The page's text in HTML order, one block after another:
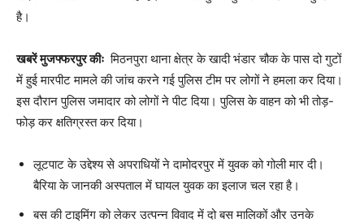
है।
खबरें मुजफ्फरपुर कीः मिठनपुरा थाना क्षेत्र के खादी भंडार चौक के पास दो गुटों
में हुई मारपीट मामले की जांच करने गई पुलिस टीम पर लोगों ने हमला कर दिया।
इस दौरान पुलिस जमादार को लोगों ने पीट दिया। पुलिस के वाहन को भी तोड़-
फोड़ कर क्षतिग्रस्त कर दिया।
लूटपाट के उद्देश्य से अपराधियों ने दामोदरपुर में युवक को गोली मार दी।
बैरिया के जानकी अस्पताल में घायल युवक का इलाज चल रहा है।
बस की टाइमिंग को लेकर उत्पन्न विवाद में दो बस मालिकों और उनके